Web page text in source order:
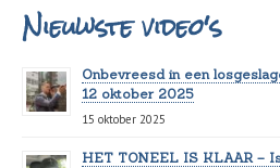
Nieuwste video's
Onbevreesd in een
12 oktober 2025
15 oktober 2025
HET TONEEL IS KLAAR –